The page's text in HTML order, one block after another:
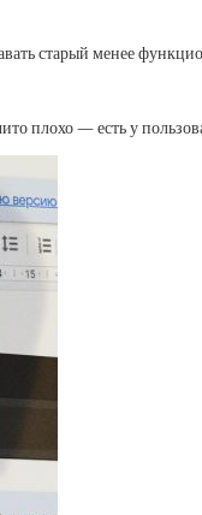
старый менее
плохо — есть у